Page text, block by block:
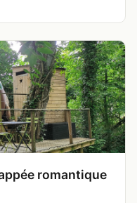
romantique